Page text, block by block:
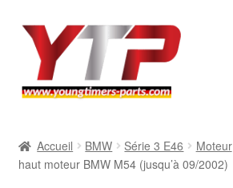
Aller
navigation
Aller
contenu
BMW
Accueil BMW Série 3 E46 Moteur
haut moteur BMW M54 (jusqu’à 09/2002)